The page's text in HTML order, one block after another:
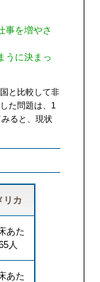
事を増やさ
うに決まっ
と比較して非
た問題は、1
ると、現状
リカ
あた
人
あた